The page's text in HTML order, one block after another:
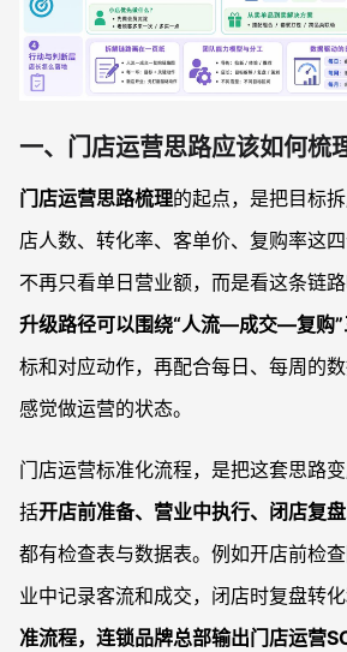
一、门店运营思路应该如何梳
门店运营思路梳理的起点，是把目标
店人数、转化率、客单价、复购率这四
不再只看单日营业额，而是看这条链路
升级路径可以围绕“人流—成交—复购”
标和对应动作，再配合每日、每周的
感觉做运营的状态。
门店运营标准化流程，是把这套思路
括开店前准备、营业中执行、闭店复
都有检查表与数据表。例如开店前检
业中记录客流和成交，闭店时复盘转化
准流程，连锁品牌总部输出门店运营